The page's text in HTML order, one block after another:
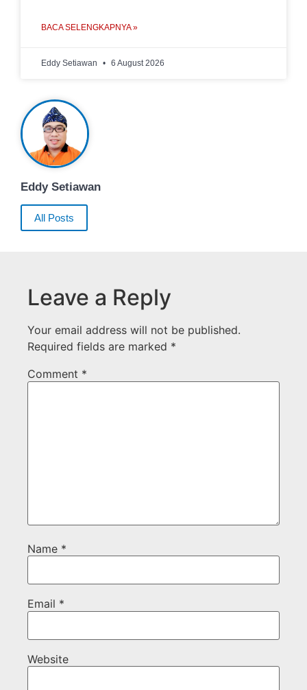
Eddy Setiawan
All Posts
BACA SELENGKAPNYA »
Eddy Setiawan 6 August 2026
Leave a Reply
Your email address will not be published.
Required fields are marked *
Comment *
Name *
Email *
Website